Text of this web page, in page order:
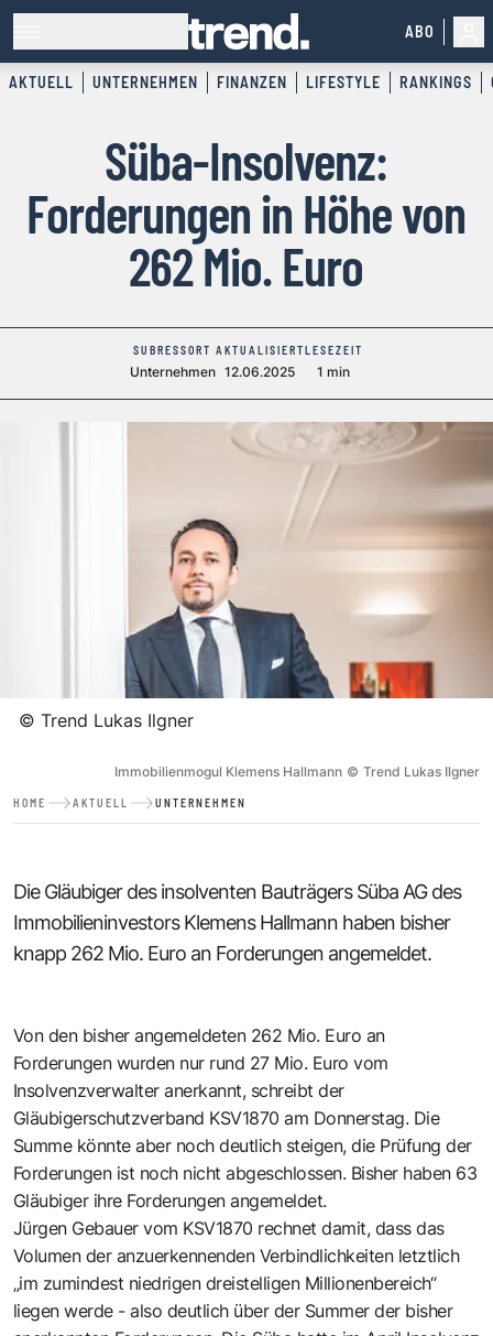
ABO
AKTUELL UNTERNEHMEN FINANZEN LIFESTYLE RANKINGS
Süba-Insolvenz:
Forderungen in Höhe von
262 Mio. Euro
SUBRESSORT
Unternehmen
AKTUALISIERT
12.06.2025
LESEZEIT
1 min
© Trend Lukas Ilgner
Immobilienmogul Klemens Hallmann © Trend Lukas Ilgner
HOME AKTUELL UNTERNEHMEN
Die Gläubiger des insolventen Bauträgers Süba AG des
Immobilieninvestors Klemens Hallmann haben bisher
knapp 262 Mio. Euro an Forderungen angemeldet.
Von den bisher angemeldeten 262 Mio. Euro an
Forderungen wurden nur rund 27 Mio. Euro vom
Insolvenzverwalter anerkannt, schreibt der
Gläubigerschutzverband KSV1870 am Donnerstag. Die
Summe könnte aber noch deutlich steigen, die Prüfung der
Forderungen ist noch nicht abgeschlossen. Bisher haben 63
Gläubiger ihre Forderungen angemeldet.
Jürgen Gebauer vom KSV1870 rechnet damit, dass das
Volumen der anzuerkennenden Verbindlichkeiten letztlich
„im zumindest niedrigen dreistelligen Millionenbereich“
liegen werde - also deutlich über der Summer der bisher